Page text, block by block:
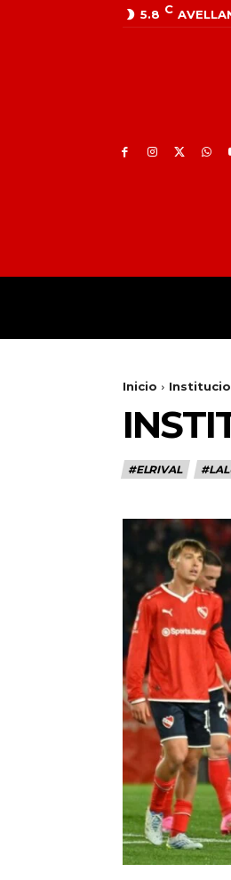
5.8 C
Inicio
#ELRIVAL